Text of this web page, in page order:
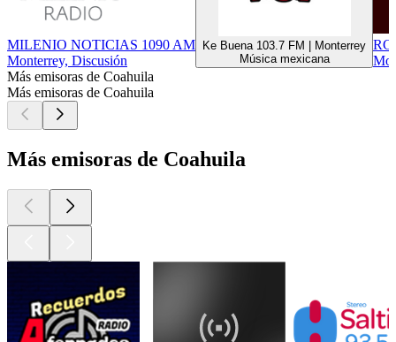
MILENIO NOTICIAS 1090 AM
Monterrey, Discusión
Ke Buena 103.7 FM | Monterrey
Música mexicana
Más emisoras de Coahuila
Más emisoras de Coahuila
Más emisoras de Coahuila